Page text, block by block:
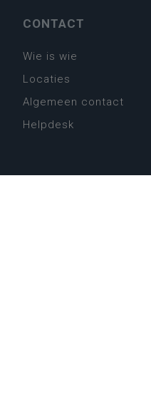
CONTACT
Wie is wie
Locaties
Algemeen contact
Helpdesk